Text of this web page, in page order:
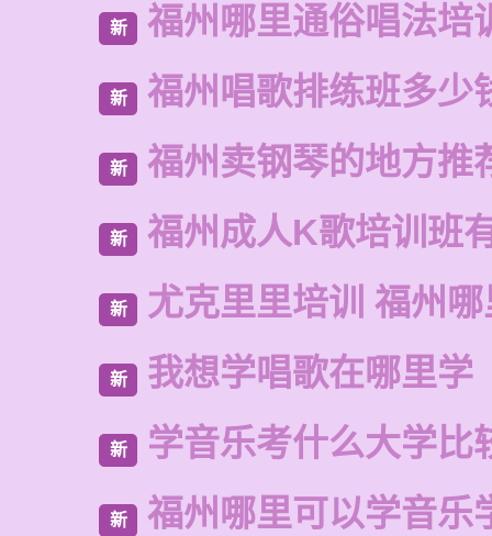
新 福州哪里通俗唱法培
新 福州唱歌排练班多少
新 福州卖钢琴的地方推
新 福州成人K歌培训班
新 尤克里里培训 福州
新 我想学唱歌在哪里学
新 学音乐考什么大学比
新 福州哪里可以学音乐